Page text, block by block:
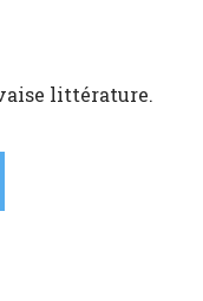
littérature.